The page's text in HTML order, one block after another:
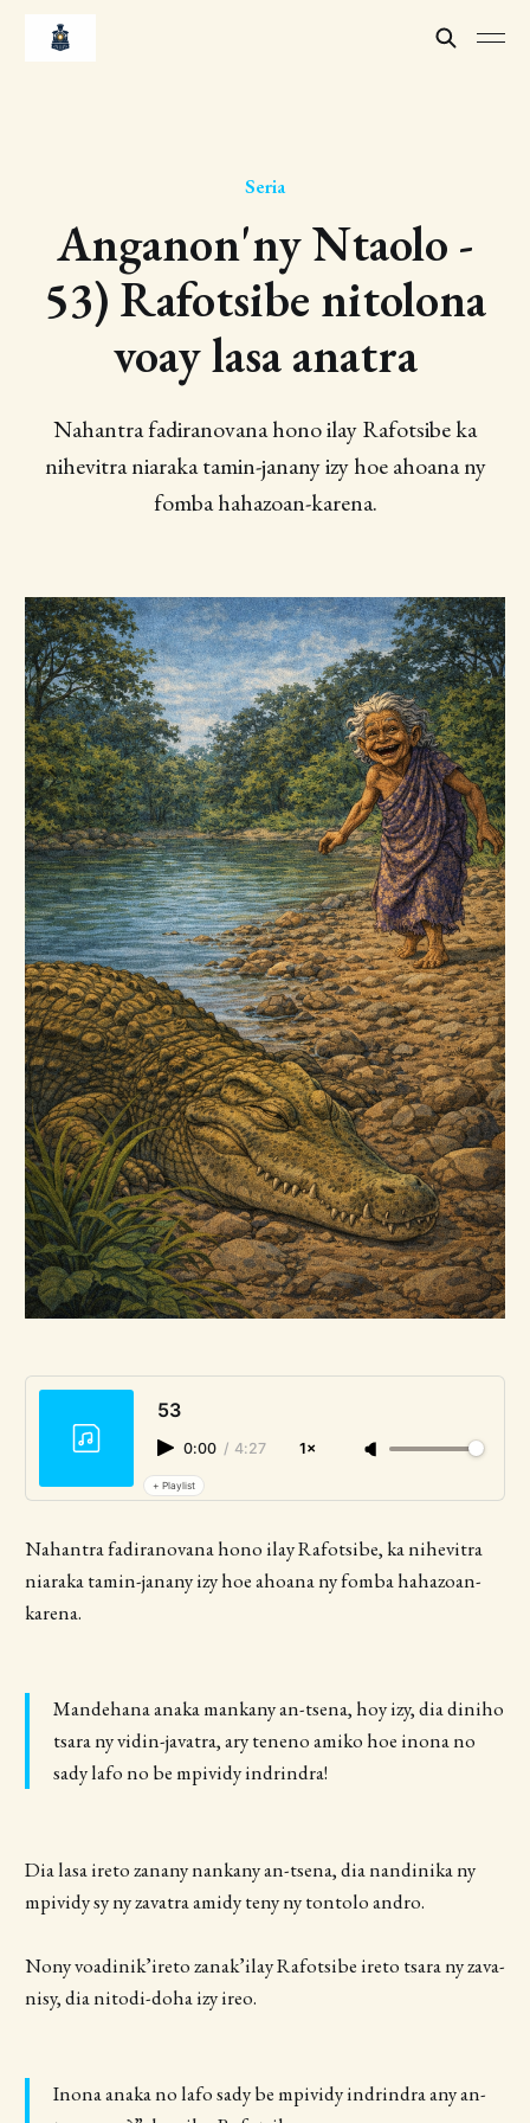
Seria
Anganon'ny Ntaolo -
53) Rafotsibe nitolona
voay lasa anatra
Nahantra fadiranovana hono ilay Rafotsibe ka
nihevitra niaraka tamin-janany izy hoe ahoana ny
fomba hahazoan-karena.
53
0:00 / 4:27 1×
+ Playlist
Nahantra fadiranovana hono ilay Rafotsibe, ka nihevitra
niaraka tamin-janany izy hoe ahoana ny fomba hahazoan-
karena.
Mandehana anaka mankany an-tsena, hoy izy, dia diniho
tsara ny vidin-javatra, ary teneno amiko hoe inona no
sady lafo no be mpividy indrindra!
Dia lasa ireto zanany nankany an-tsena, dia nandinika ny
mpividy sy ny zavatra amidy teny ny tontolo andro.
Nony voadinik’ireto zanak’ilay Rafotsibe ireto tsara ny zava-
nisy, dia nitodi-doha izy ireo.
Inona anaka no lafo sady be mpividy indrindra any an-